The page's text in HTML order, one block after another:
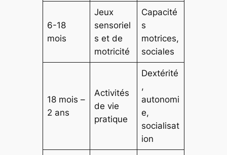
6-18
mois
Jeux
sensoriel
s et de
motricité
Capacité
s
motrices,
sociales
18 mois –
2 ans
Activités
de vie
pratique
Dextérité
,
autonomi
e,
socialisat
ion